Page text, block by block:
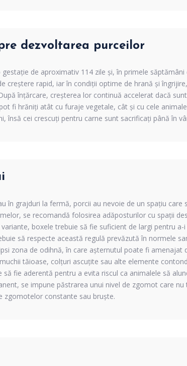
dezvoltarea purceilor
de aproximativ 114 zile și, în primele
creștere rapid, iar în condiții optime de hrană și
înțărcare, creșterea lor continuă accelerat dacă
fi hrăniți atât cu furaje vegetale, cât și cu cele
însă cei crescuți pentru carne sunt sacrificați până în
în grajduri la fermă, porcii au nevoie de un spațiu
se recomandă folosirea adăposturilor cu spații
boxele trebuie să fie suficient de largi pentru
să respecte această regulă prevăzută în normele
zona de odihnă, în care așternutul poate fi amenajat
tăioase, colțuri ascuțite sau alte elemente
fie aderentă pentru a evita riscul ca animalele să
se impune păstrarea unui nivel de zgomot care nu
zgomotelor constante sau bruște.